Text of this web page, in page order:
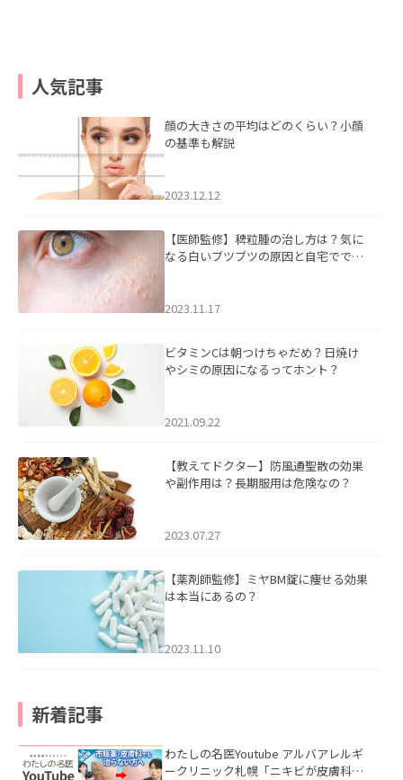
人気記事
顔の大きさの平均はどのくらい？小顔
の基準も解説
2023.12.12
【医師監修】稗粒腫の治し方は？気に
なる白いブツブツの原因と自宅ででき
2023.11.17
ビタミンCは朝つけちゃだめ？日焼け
やシミの原因になるってホント？
2021.09.22
【教えてドクター】防風通聖散の効果
や副作用は？長期服用は危険なの？
2023.07.27
【薬剤師監修】ミヤBM錠に痩せる効果
は本当にあるの？
2023.11.10
新着記事
わたしの名医Youtube アルバアレルギ
ークリニック札幌「ニキビが皮膚科で